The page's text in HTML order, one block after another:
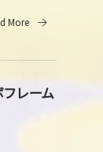
More
レーム